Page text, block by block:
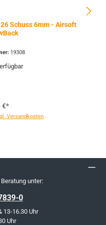
Schuss 6mm - Airsoft
19308
€*
Versandkosten
unter:
0
13-16.30 Uhr
Uhr